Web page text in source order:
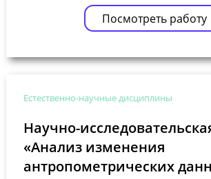
Посмотреть работу
Естественно-научные дисциплины
Научно-
«Анализ изменения
антропометрических